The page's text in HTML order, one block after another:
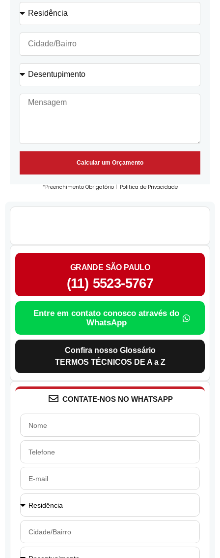
Calcular um Orçamento
*Preenchimento Obrigatório | Politica de Privacidade
GRANDE SÃO PAULO
(11) 5523-5767
Entre em contato conosco através do
WhatsApp
Confira nosso Glossário
TERMOS TÉCNICOS DE A a Z
CONTATE-NOS NO WHATSAPP